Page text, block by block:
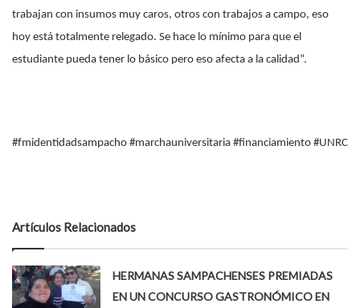
trabajan con insumos muy caros, otros con trabajos a campo, eso
hoy está totalmente relegado. Se hace lo mínimo para que el
estudiante pueda tener lo básico pero eso afecta a la calidad”.
#fmidentidadsampacho #marchauniversitaria #financiamiento #UNRC
Artículos Relacionados
HERMANAS SAMPACHENSES PREMIADAS
EN UN CONCURSO GASTRONÓMICO EN